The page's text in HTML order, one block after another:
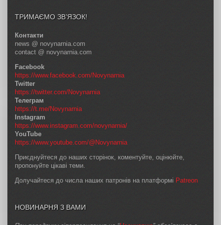
ТРИМАЄМО ЗВ’ЯЗОК!
Контакти
news @ novynarnia.com
contact @ novynarnia.com
Facebook
https://www.facebook.com/Novynarnia
Twitter
https://twitter.com/Novynarnia
Телеграм
https://t.me/Novynarnia
Instagram
https://www.instagram.com/novynarnia/
YouTube
https://www.youtube.com/@Novynarnia
Приєднуйтеся до наших сторінок, коментуйте, оцінюйте,
пропонуйте цікаві теми.
Долучайтеся до числа наших патронів на платформі Patreon
НОВИНАРНЯ З ВАМИ